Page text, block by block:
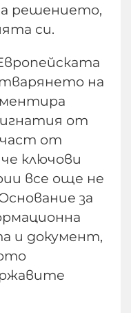
решението,
си.
на
от
част от
ключови
все още не
за
и документ,